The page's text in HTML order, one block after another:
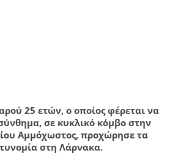
25 ετών, ο οποίος φέρεται να
σε κυκλικό κόμβο στην
Αμμόχωστος, προχώρησε τα
στη Λάρνακα.